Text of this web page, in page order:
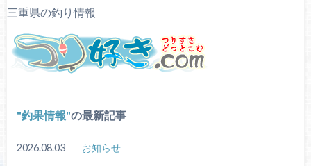
三重県の釣り情報
釣果情報 の最新記事
2026.08.03 お知らせ